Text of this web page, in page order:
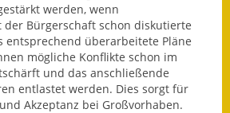
Straßenbau
Landesstraße
Kreisstraße
werden, wenn
Bürgerschaft schon diskutierte
entsprechend überarbeitete Pläne
mögliche Konflikte schon im
und das anschließende
entlastet werden. Dies sorgt für
Akzeptanz bei Großvorhaben.